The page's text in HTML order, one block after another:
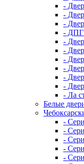
-
-
-
- ДПГ
-
-
-
-
-
-
- Ла
Белые
-
-
-
-
-